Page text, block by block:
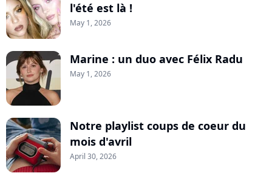
l'été est là !
May 1, 2026
Marine : un duo avec Félix Radu
May 1, 2026
Notre playlist coups de coeur du
mois d'avril
April 30, 2026